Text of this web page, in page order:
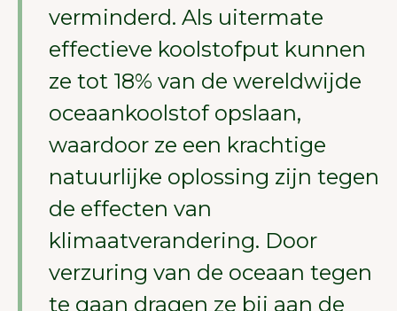
verminderd. Als uitermate
effectieve koolstofput kunnen
ze tot 18% van de wereldwijde
oceaankoolstof opslaan,
waardoor ze een krachtige
natuurlijke oplossing zijn tegen
de effecten van
klimaatverandering. Door
verzuring van de oceaan tegen
te gaan dragen ze bij aan de